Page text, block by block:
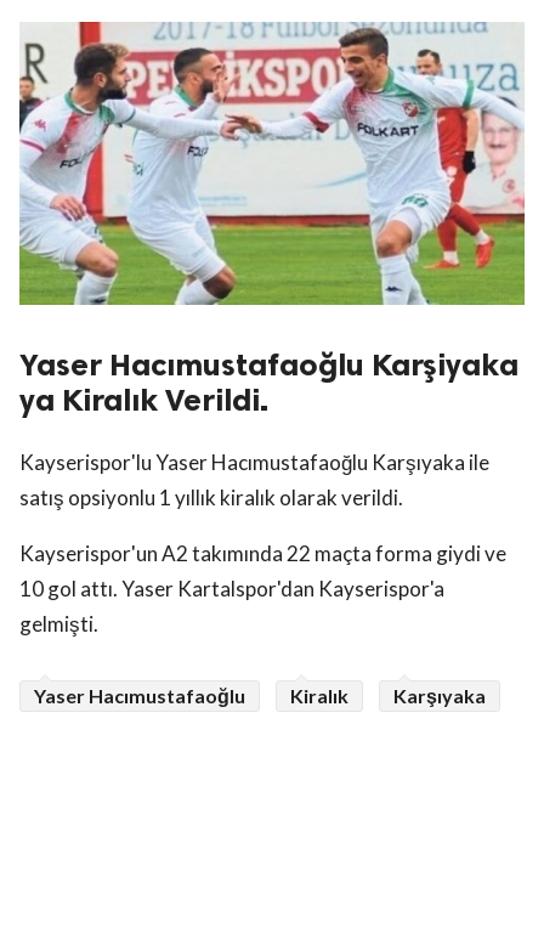
Yaser Hacımustafaoğlu Karşiyaka
ya Kiralık Verildi.
Kayserispor'lu Yaser Hacımustafaoğlu Karşıyaka ile
satış opsiyonlu 1 yıllık kiralık olarak verildi.
Kayserispor'un A2 takımında 22 maçta forma giydi ve
10 gol attı. Yaser Kartalspor'dan Kayserispor'a
gelmişti.
Yaser Hacımustafaoğlu Kiralık Karşıyaka